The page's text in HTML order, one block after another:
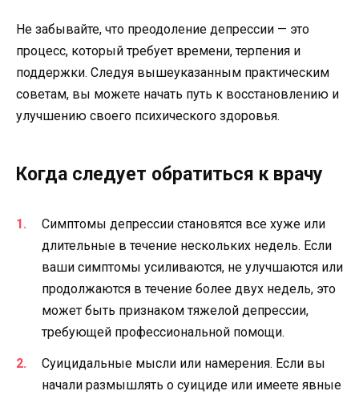
Не забывайте, что преодоление депрессии — это
процесс, который требует времени, терпения и
поддержки. Следуя вышеуказанным практическим
советам, вы можете начать путь к восстановлению и
улучшению своего психического здоровья.
Когда следует обратиться к врачу
Симптомы депрессии становятся все хуже или
длительные в течение нескольких недель. Если
ваши симптомы усиливаются, не улучшаются или
продолжаются в течение более двух недель, это
может быть признаком тяжелой депрессии,
требующей профессиональной помощи.
Суицидальные мысли или намерения. Если вы
начали размышлять о суициде или имеете явные